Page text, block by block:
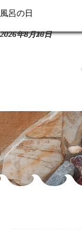
風呂の日
2026年8月16日
風呂の日
2026年8月20日
風呂の日
2026年8月26日
風呂の日
2026年8月30日